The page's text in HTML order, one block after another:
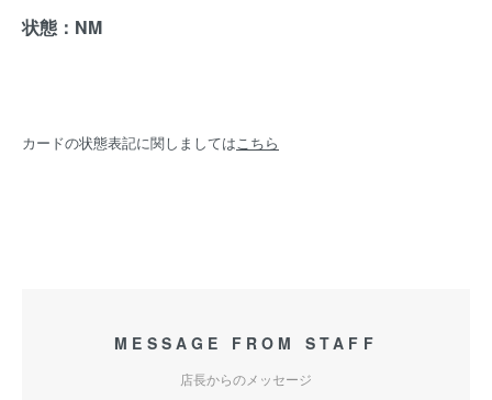
状態：NM
カードの状態表記に関しましてはこちら
MESSAGE FROM STAFF
店長からのメッセージ